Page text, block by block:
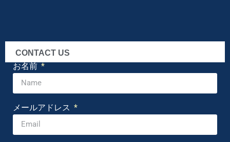
CONTACT US
お名前
メールアドレス